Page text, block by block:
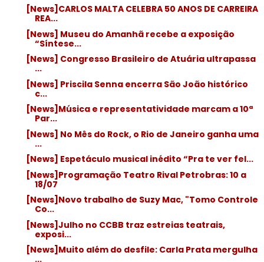
[News]CARLOS MALTA CELEBRA 50 ANOS DE CARREIRA
REA...
[News] Museu do Amanhã recebe a exposição
“Síntese...
[News] Congresso Brasileiro de Atuária ultrapassa
...
[News] Priscila Senna encerra São João histórico
c...
[News]Música e representatividade marcam a 10ª
Par...
[News] No Mês do Rock, o Rio de Janeiro ganha uma
...
[News] Espetáculo musical inédito “Pra te ver fel...
[News]Programação Teatro Rival Petrobras: 10 a
18/07
[News]Novo trabalho de Suzy Mac, "Tomo Controle
Co...
[News]Julho no CCBB traz estreias teatrais,
exposi...
[News]Muito além do desfile: Carla Prata mergulha
...